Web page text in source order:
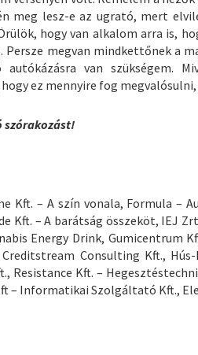
meg lesz-e az ugrató, mert
hogy van alkalom arra is,
Persze megvan mindkettőnek a
autókázásra van szükségem.
ez mennyire fog megvalósulni,
szórakozást!
Kft. – A szín vonala, Formula –
Kft. – A barátság összeköt, IEJ
Energy Drink, Gumicentrum
Consulting Kft.,
Resistance Kft. –
– Informatikai Szolgáltató Kft.,